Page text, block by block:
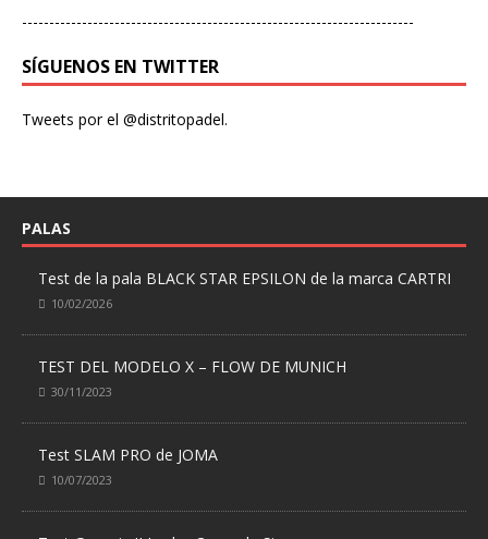
------------------------------------------------------------------------
SÍGUENOS EN TWITTER
Tweets por el @distritopadel.
PALAS
Test de la pala BLACK STAR EPSILON de la marca CARTRI
10/02/2026
TEST DEL MODELO X – FLOW DE MUNICH
30/11/2023
Test SLAM PRO de JOMA
10/07/2023